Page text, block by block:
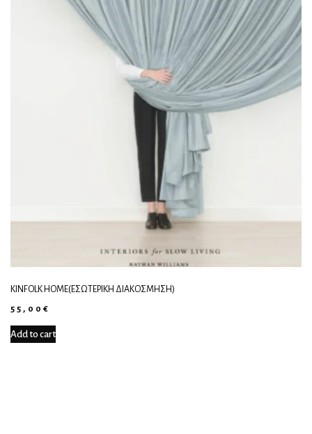
KINFOLK HOME(ΕΣΩΤΕΡΙΚΉ ΔΙΑΚΌΣΜΗΣΗ)
55,00 €
Add to cart